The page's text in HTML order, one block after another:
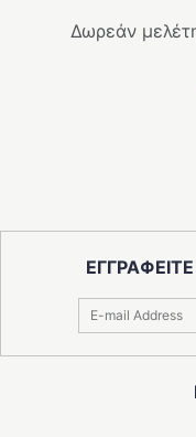
Δωρεάν